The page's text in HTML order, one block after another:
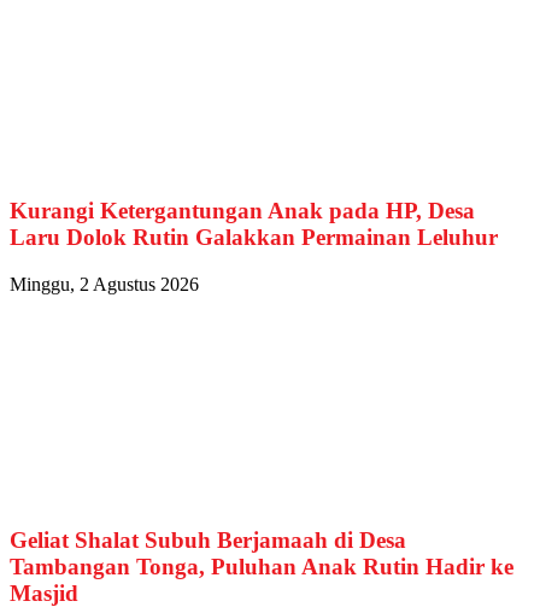
Kurangi Ketergantungan Anak pada HP, Desa
Laru Dolok Rutin Galakkan Permainan Leluhur
Minggu, 2 Agustus 2026
Geliat Shalat Subuh Berjamaah di Desa
Tambangan Tonga, Puluhan Anak Rutin Hadir ke
Masjid